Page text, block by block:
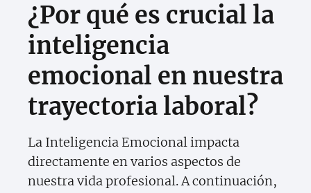
¿Por qué es crucial la
inteligencia
emocional en nuestra
trayectoria laboral?
La Inteligencia Emocional impacta
directamente en varios aspectos de
nuestra vida profesional. A continuación,